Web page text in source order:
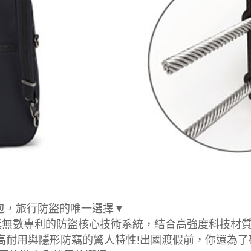
，旅行防盜的唯一選擇▼
數專利的防盜核心技術系統，結合高強度科技材
用與隱形防竊的驚人特性!出國渡假前，你還為